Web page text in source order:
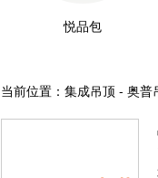
悦品包
当前位置：集成吊顶 - 奥普